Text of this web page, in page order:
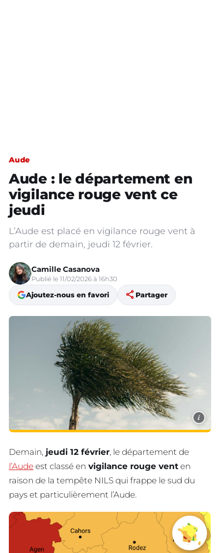
Aude
Aude : le département en
vigilance rouge vent ce
jeudi
L’Aude est placé en vigilance rouge vent à
partir de demain, jeudi 12 février.
Camille Casanova
Publié le 11/02/2026 à 16h30
Ajoutez-nous en favori share Partager
i
Demain, jeudi 12 février, le département de
l’Aude est classé en vigilance rouge vent en
raison de la tempête NILS qui frappe le sud du
pays et particulièrement l’Aude.